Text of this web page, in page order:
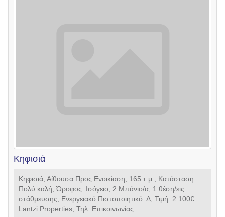
Κηφισιά
Κηφισιά, Αίθουσα Προς Ενοικίαση, 165 τ.μ., Κατάσταση:
Πολύ καλή, Όροφος: Ισόγειο, 2 Μπάνιο/α, 1 θέση/εις
στάθμευσης, Ενεργειακό Πιστοποιητικό: Δ, Τιμή: 2.100€.
Lantzi Properties, Τηλ. Επικοινωνίας...